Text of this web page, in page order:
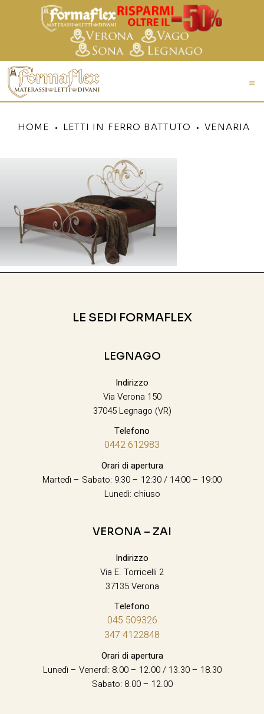
HOME LETTI IN FERRO BATTUTO VENARIA
LE SEDI FORMAFLEX
LEGNAGO
Indirizzo
Via Verona 150
37045 Legnago (VR)
Telefono
0442 612983
Orari di apertura
Martedì – Sabato: 9:30 – 12:30 / 14:00 – 19:00
Lunedì: chiuso
VERONA – ZAI
Indirizzo
Via E. Torricelli 2
37135 Verona
Telefono
045 509326
347 4122848
Orari di apertura
Lunedì – Venerdì: 8.00 – 12.00 / 13.30 – 18.30
Sabato: 8.00 – 12.00